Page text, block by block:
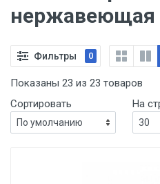
нержавеющая
Фильтры 0
Показаны 23 из 23 товаров
Сортировать
На